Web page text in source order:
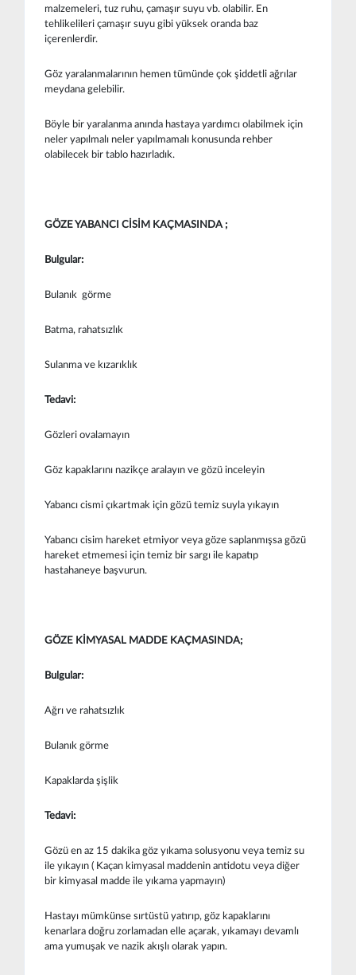
malzemeleri, tuz ruhu, çamaşır suyu vb. olabilir. En
tehlikelileri çamaşır suyu gibi yüksek oranda baz
içerenlerdir.
Göz yaralanmalarının hemen tümünde çok şiddetli ağrılar
meydana gelebilir.
Böyle bir yaralanma anında hastaya yardımcı olabilmek için
neler yapılmalı neler yapılmamalı konusunda rehber
olabilecek bir tablo hazırladık.
GÖZE YABANCI CİSİM KAÇMASINDA ;
Bulgular:
Bulanık görme
Batma, rahatsızlık
Sulanma ve kızarıklık
Tedavi:
Gözleri ovalamayın
Göz kapaklarını nazikçe aralayın ve gözü inceleyin
Yabancı cismi çıkartmak için gözü temiz suyla yıkayın
Yabancı cisim hareket etmiyor veya göze saplanmışsa gözü
hareket etmemesi için temiz bir sargı ile kapatıp
hastahaneye başvurun.
GÖZE KİMYASAL MADDE KAÇMASINDA;
Bulgular:
Ağrı ve rahatsızlık
Bulanık görme
Kapaklarda şişlik
Tedavi:
Gözü en az 15 dakika göz yıkama solusyonu veya temiz su
ile yıkayın ( Kaçan kimyasal maddenin antidotu veya diğer
bir kimyasal madde ile yıkama yapmayın)
Hastayı mümkünse sırtüstü yatırıp, göz kapaklarını
kenarlara doğru zorlamadan elle açarak, yıkamayı devamlı
ama yumuşak ve nazik akışlı olarak yapın.